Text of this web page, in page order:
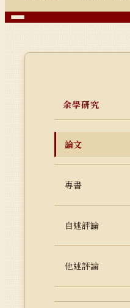
余學研究
論文
專書
自述評論
他述評論